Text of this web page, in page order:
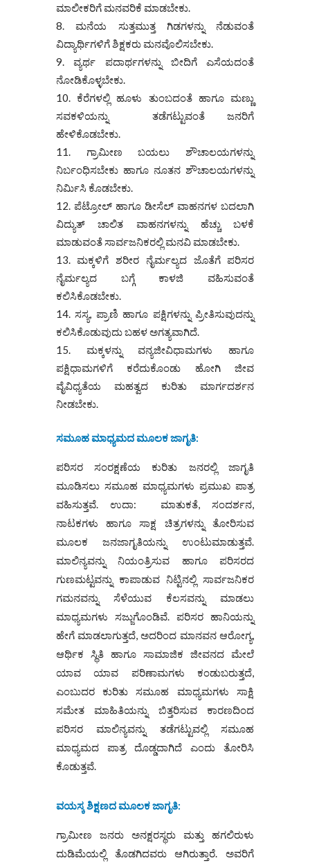
ಮಾಲೀಕರಿಗೆ ಮನವರಿಕೆ ಮಾಡಬೇಕು.
ಮನೆಯ ಸುತ್ತಮುತ್ತ ಗಿಡಗಳನ್ನು ನೆಡುವಂತೆ
ವಿದ್ಯಾರ್ಥಿಗಳಿಗೆ ಶಿಕ್ಷಕರು ಮನವೊಲಿಸಬೇಕು.
ವ್ಯರ್ಥ ಪದಾರ್ಥಗಳನ್ನು ಬೀದಿಗೆ ಎಸೆಯದಂತೆ
ನೋಡಿಕೊಳ್ಳಬೇಕು.
ಕೆರೆಗಳಲ್ಲಿ ಹೂಳು ತುಂಬದಂತೆ ಹಾಗೂ ಮಣ್ಣು
ಸವಕಳಿಯನ್ನು ತಡೆಗಟ್ಟುವಂತೆ ಜನರಿಗೆ
ಹೇಳಿಕೊಡಬೇಕು.
ಗ್ರಾಮೀಣ ಬಯಲು ಶೌಚಾಲಯಗಳನ್ನು
ನಿರ್ಬಂಧಿಸಬೇಕು ಹಾಗೂ ನೂತನ ಶೌಚಾಲಯಗಳನ್ನು
ನಿರ್ಮಿಸಿ ಕೊಡಬೇಕು.
ಪೆಟ್ರೋಲ್ ಹಾಗೂ ಡೀಸೆಲ್ ವಾಹನಗಳ ಬದಲಾಗಿ
ವಿದ್ಯುತ್ ಚಾಲಿತ ವಾಹನಗಳನ್ನು ಹೆಚ್ಚು ಬಳಕೆ
ಮಾಡುವಂತೆ ಸಾರ್ವಜನಿಕರಲ್ಲಿ ಮನವಿ ಮಾಡಬೇಕು.
ಮಕ್ಕಳಿಗೆ ಶರೀರ ನೈರ್ಮಲ್ಯದ ಜೊತೆಗೆ ಪರಿಸರ
ನೈರ್ಮಲ್ಯದ ಬಗ್ಗೆ ಕಾಳಜಿ ವಹಿಸುವಂತೆ
ಕಲಿಸಿಕೊಡಬೇಕು.
ಸಸ್ಯ, ಪ್ರಾಣಿ ಹಾಗೂ ಪಕ್ಷಿಗಳನ್ನು ಪ್ರೀತಿಸುವುದನ್ನು
ಕಲಿಸಿಕೊಡುವುದು ಬಹಳ ಅಗತ್ಯವಾಗಿದೆ.
ಮಕ್ಕಳನ್ನು ವನ್ಯಜೀವಿಧಾಮಗಳು ಹಾಗೂ
ಪಕ್ಷಿಧಾಮಗಳಿಗೆ ಕರೆದುಕೊಂಡು ಹೋಗಿ ಜೀವ
ವೈವಿಧ್ಯತೆಯ ಮಹತ್ವದ ಕುರಿತು ಮಾರ್ಗದರ್ಶನ
ನೀಡಬೇಕು.
ಸಮೂಹ ಮಾಧ್ಯಮದ ಮೂಲಕ ಜಾಗೃತಿ:
ಪರಿಸರ ಸಂರಕ್ಷಣೆಯ ಕುರಿತು ಜನರಲ್ಲಿ ಜಾಗೃತಿ
ಮೂಡಿಸಲು ಸಮೂಹ ಮಾಧ್ಯಮಗಳು ಪ್ರಮುಖ ಪಾತ್ರ
ವಹಿಸುತ್ತವೆ. ಉದಾ: ಮಾತುಕತೆ, ಸಂದರ್ಶನ,
ನಾಟಕಗಳು ಹಾಗೂ ಸಾಕ್ಷ ಚಿತ್ರಗಳನ್ನು ತೋರಿಸುವ
ಮೂಲಕ ಜನಜಾಗೃತಿಯನ್ನು ಉಂಟುಮಾಡುತ್ತವೆ.
ಮಾಲಿನ್ಯವನ್ನು ನಿಯಂತ್ರಿಸುವ ಹಾಗೂ ಪರಿಸರದ
ಗುಣಮಟ್ಟವನ್ನು ಕಾಪಾಡುವ ನಿಟ್ಟಿನಲ್ಲಿ ಸಾರ್ವಜನಿಕರ
ಗಮನವನ್ನು ಸೆಳೆಯುವ ಕೆಲಸವನ್ನು ಮಾಡಲು
ಮಾಧ್ಯಮಗಳು ಸಜ್ಜುಗೊಂಡಿವೆ. ಪರಿಸರ ಹಾನಿಯನ್ನು
ಹೇಗೆ ಮಾಡಲಾಗುತ್ತದೆ, ಅದರಿಂದ ಮಾನವನ ಆರೋಗ್ಯ,
ಆರ್ಥಿಕ ಸ್ಥಿತಿ ಹಾಗೂ ಸಾಮಾಜಿಕ ಜೀವನದ ಮೇಲೆ
ಯಾವ ಯಾವ ಪರಿಣಾಮಗಳು ಕಂಡುಬರುತ್ತದೆ,
ಎಂಬುದರ ಕುರಿತು ಸಮೂಹ ಮಾಧ್ಯಮಗಳು ಸಾಕ್ಷಿ
ಸಮೇತ ಮಾಹಿತಿಯನ್ನು ಬಿತ್ತರಿಸುವ ಕಾರಣದಿಂದ
ಪರಿಸರ ಮಾಲಿನ್ಯವನ್ನು ತಡೆಗಟ್ಟುವಲ್ಲಿ ಸಮೂಹ
ಮಾಧ್ಯಮದ ಪಾತ್ರ ದೊಡ್ಡದಾಗಿದೆ ಎಂದು ತೋರಿಸಿ
ಕೊಡುತ್ತವೆ.
ವಯಸ್ಕ ಶಿಕ್ಷಣದ ಮೂಲಕ ಜಾಗೃತಿ:
ಗ್ರಾಮೀಣ ಜನರು ಅನಕ್ಷರಸ್ಥರು ಮತ್ತು ಹಗಲಿರುಳು
ದುಡಿಮೆಯಲ್ಲಿ ತೊಡಗಿದವರು ಆಗಿರುತ್ತಾರೆ. ಅವರಿಗೆ